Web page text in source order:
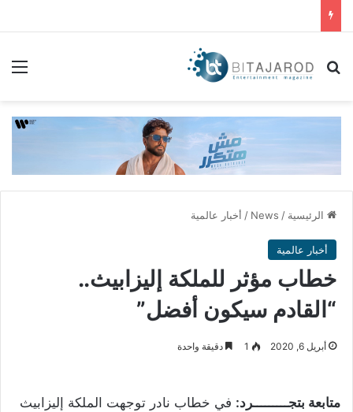
بحث عن
الرئيسية /
News
/ أخبار عالمية
أخبار عالمية
خطاب مؤثر للملكة إليزابيث..
“القادم سيكون أفضل”
أبريل 6, 2020 1 دقيقة واحدة
متابعة بتجـــــــــرد: في خطاب نادر توجهت الملكة إليزابيث